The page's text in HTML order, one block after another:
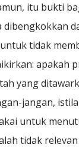
itu bukti
dibengkokkan
tidak
apakah
yang
jangan,
untuk
tidak relevan